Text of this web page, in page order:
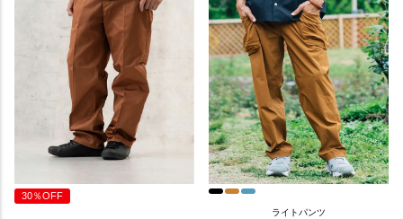
30％OFF
ライトパンツ